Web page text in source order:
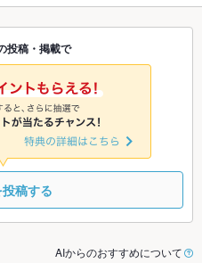
1 9/2
◎
9/3 9/4
8 9/9
◎
9/10
投稿・掲載で
稿する
AIからのおすすめについて